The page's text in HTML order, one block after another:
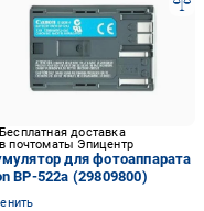
Бесплатная доставка
в почтоматы Эпицентр
для фотоаппарата
BP-522a (29809800)